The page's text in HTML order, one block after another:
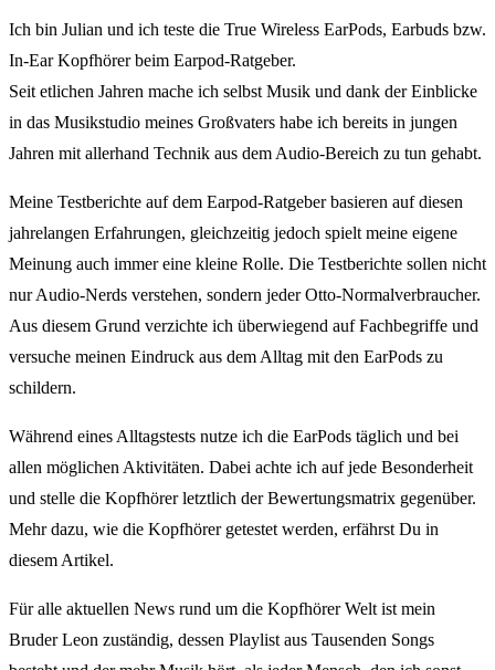
Ich bin Julian und ich teste die True Wireless EarPods, Earbuds bzw.
In-Ear Kopfhörer beim Earpod-Ratgeber.
Seit etlichen Jahren mache ich selbst Musik und dank der Einblicke
in das Musikstudio meines Großvaters habe ich bereits in jungen
Jahren mit allerhand Technik aus dem Audio-Bereich zu tun gehabt.
Meine Testberichte auf dem Earpod-Ratgeber basieren auf diesen
jahrelangen Erfahrungen, gleichzeitig jedoch spielt meine eigene
Meinung auch immer eine kleine Rolle. Die Testberichte sollen nicht
nur Audio-Nerds verstehen, sondern jeder Otto-Normalverbraucher.
Aus diesem Grund verzichte ich überwiegend auf Fachbegriffe und
versuche meinen Eindruck aus dem Alltag mit den EarPods zu
schildern.
Während eines Alltagstests nutze ich die EarPods täglich und bei
allen möglichen Aktivitäten. Dabei achte ich auf jede Besonderheit
und stelle die Kopfhörer letztlich der Bewertungsmatrix gegenüber.
Mehr dazu, wie die Kopfhörer getestet werden, erfährst Du in
diesem Artikel.
Für alle aktuellen News rund um die Kopfhörer Welt ist mein
Bruder Leon zuständig, dessen Playlist aus Tausenden Songs